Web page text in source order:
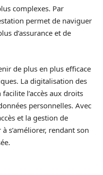
complexes. Par
permet de naviguer
d’assurance et de
de plus en plus efficace
La digitalisation des
l’accès aux droits
personnelles. Avec
et la gestion de
s’améliorer, rendant son